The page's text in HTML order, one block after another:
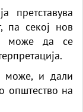
претставува
па секој нов
може да се
може, и дали
општество на